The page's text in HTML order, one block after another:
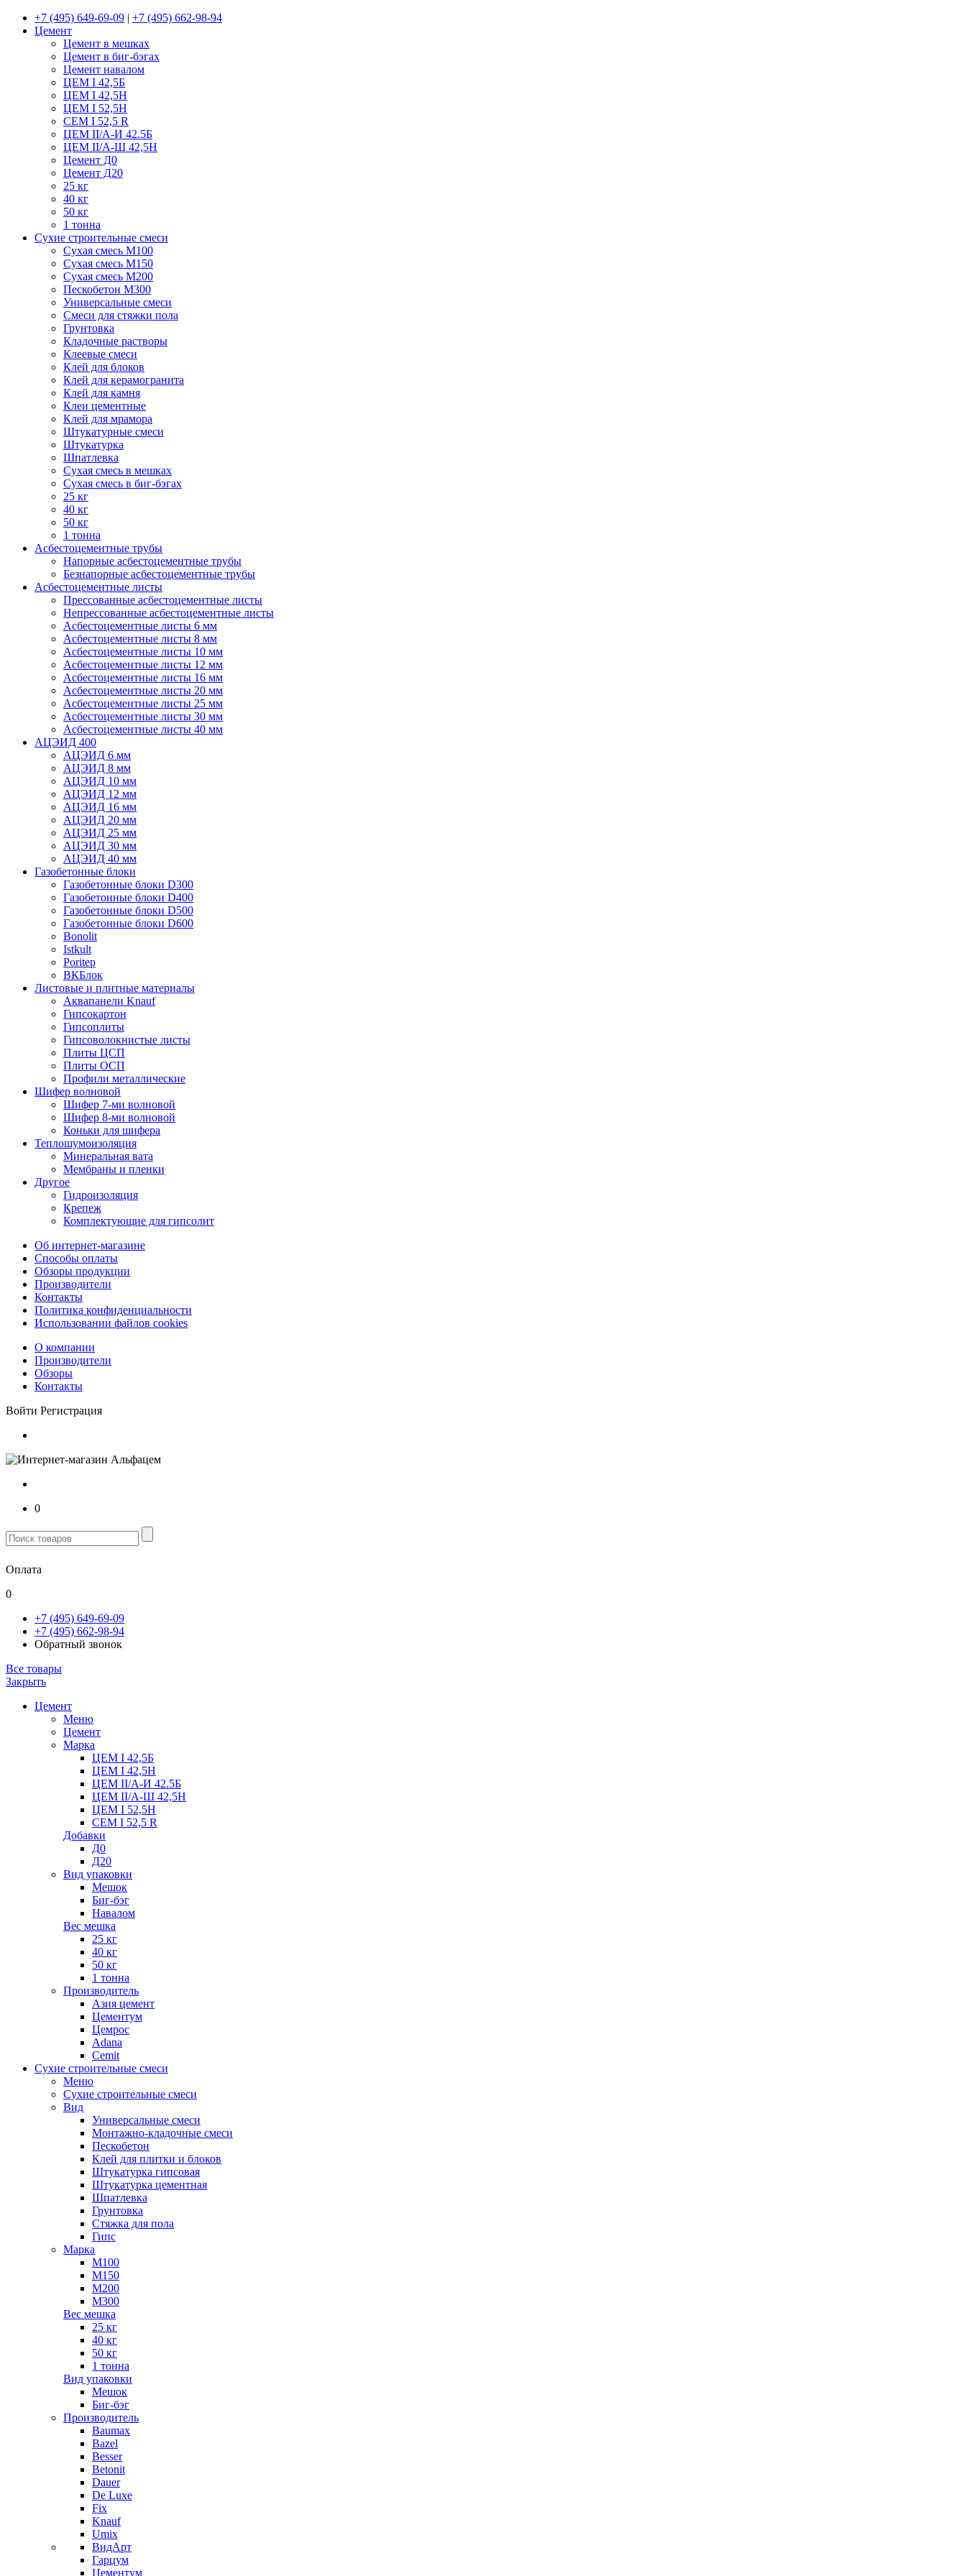
+7 (495) 649-69-09 | +7 (495) 662-98-94
Цемент
Цемент в мешках
Цемент в биг-бэгах
Цемент навалом
ЦЕМ I 42,5Б
ЦЕМ I 42,5Н
ЦЕМ I 52,5Н
CEM I 52,5 R
ЦЕМ II/А-И 42.5Б
ЦЕМ II/А-Ш 42,5Н
Цемент Д0
Цемент Д20
25 кг
40 кг
50 кг
1 тонна
Сухие строительные смеси
Сухая смесь М100
Сухая смесь М150
Сухая смесь М200
Пескобетон М300
Универсальные смеси
Смеси для стяжки пола
Грунтовка
Кладочные растворы
Клеевые смеси
Клей для блоков
Клей для керамогранита
Клей для камня
Клеи цементные
Клей для мрамора
Штукатурные смеси
Штукатурка
Шпатлевка
Сухая смесь в мешках
Сухая смесь в биг-бэгах
25 кг
40 кг
50 кг
1 тонна
Асбестоцементные трубы
Напорные асбестоцементные трубы
Безнапорные асбестоцементные трубы
Асбестоцементные листы
Прессованные асбестоцементные листы
Непрессованные асбестоцементные листы
Асбестоцементные листы 6 мм
Асбестоцементные листы 8 мм
Асбестоцементные листы 10 мм
Асбестоцементные листы 12 мм
Асбестоцементные листы 16 мм
Асбестоцементные листы 20 мм
Асбестоцементные листы 25 мм
Асбестоцементные листы 30 мм
Асбестоцементные листы 40 мм
АЦЭИД 400
АЦЭИД 6 мм
АЦЭИД 8 мм
АЦЭИД 10 мм
АЦЭИД 12 мм
АЦЭИД 16 мм
АЦЭИД 20 мм
АЦЭИД 25 мм
АЦЭИД 30 мм
АЦЭИД 40 мм
Газобетонные блоки
Газобетонные блоки D300
Газобетонные блоки D400
Газобетонные блоки D500
Газобетонные блоки D600
Bonolit
Istkult
Poritep
ВКБлок
Листовые и плитные материалы
Аквапанели Knauf
Гипсокартон
Гипсоплиты
Гипсоволокнистые листы
Плиты ЦСП
Плиты ОСП
Профили металлические
Шифер волновой
Шифер 7-ми волновой
Шифер 8-ми волновой
Коньки для шифера
Теплошумоизоляция
Минеральная вата
Мембраны и пленки
Другое
Гидроизоляция
Крепеж
Комплектующие для гипсолит
Об интернет-магазине
Способы оплаты
Обзоры продукции
Производители
Контакты
Политика конфиденциальности
Использовании файлов cookies
О компании
Производители
Обзоры
Контакты
Войти Регистрация
0
Оплата
0
+7 (495) 649-69-09
+7 (495) 662-98-94
Обратный звонок
Все товары
Закрыть
Цемент
Меню
Цемент
Марка
ЦЕМ I 42,5Б
ЦЕМ I 42,5Н
ЦЕМ II/А-И 42.5Б
ЦЕМ II/А-Ш 42,5Н
ЦЕМ I 52,5Н
CEM I 52,5 R
Добавки
Д0
Д20
Вид упаковки
Мешок
Биг-бэг
Навалом
Вес мешка
25 кг
40 кг
50 кг
1 тонна
Производитель
Азия цемент
Цементум
Цемрос
Adana
Cemit
Сухие строительные смеси
Меню
Сухие строительные смеси
Вид
Универсальные смеси
Монтажно-кладочные смеси
Пескобетон
Клей для плитки и блоков
Штукатурка гипсовая
Штукатурка цементная
Шпатлевка
Грунтовка
Стяжка для пола
Гипс
Марка
М100
М150
М200
М300
Вес мешка
25 кг
40 кг
50 кг
1 тонна
Вид упаковки
Мешок
Биг-бэг
Производитель
Baumax
Bazel
Besser
Betonit
Dauer
De Luxe
Fix
Knauf
Umix
ВидАрт
Гарцум
Цементум